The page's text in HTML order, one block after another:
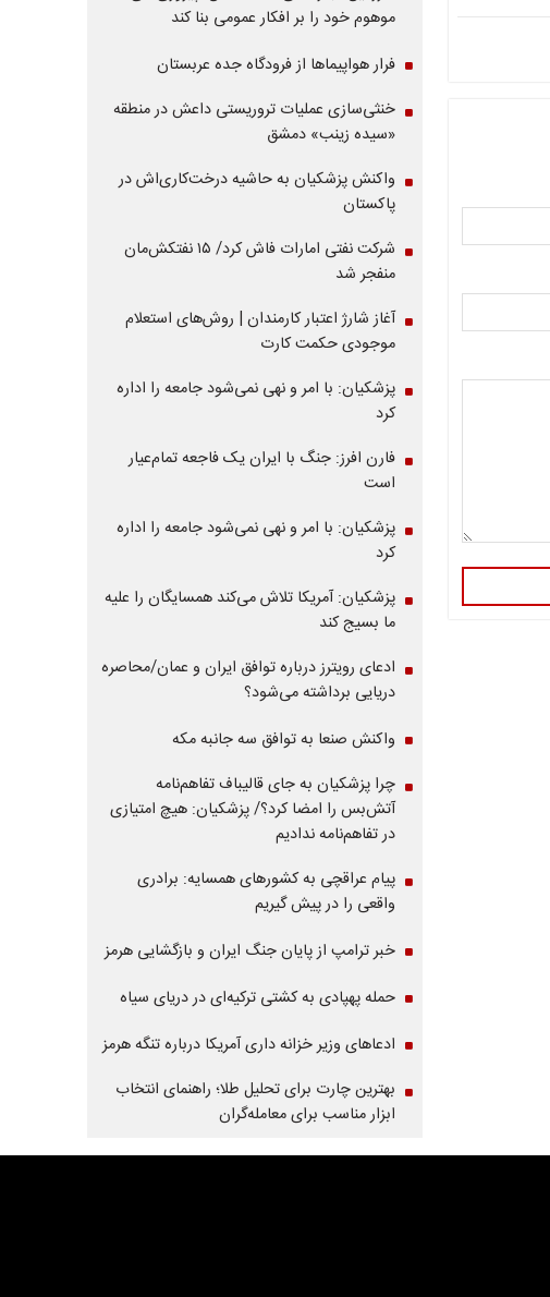
موهوم خود را بر افکار عمومی بنا کند
فرار هواپیماها از فرودگاه جده عربستان
خنثی‌سازی عملیات تروریستی داعش در منطقه
«سیده زینب» دمشق
واکنش پزشکیان به حاشیه درخت‌کاری‌اش در
پاکستان
شرکت نفتی امارات فاش کرد/ ۱۵ نفتکش‌مان
منفجر شد
آغاز شارژ اعتبار کارمندان | روش‌های استعلام
موجودی حکمت کارت
پزشکیان: با امر و نهی نمی‌شود جامعه را اداره
کرد
فارن افرز: جنگ با ایران یک فاجعه تمام‌عیار
است
پزشکیان: با امر و نهی نمی‌شود جامعه را اداره
کرد
پزشکیان: آمریکا تلاش می‌کند همسایگان را علیه
ما بسیج کند
ادعای رویترز درباره توافق ایران و عمان/محاصره
دریایی برداشته می‌شود؟
واکنش صنعا به توافق سه جانبه مکه
چرا پزشکیان به جای قالیباف تفاهم‌نامه
آتش‌بس را امضا کرد؟/ پزشکیان: هیچ امتیازی
در تفاهم‌نامه ندادیم
پیام عراقچی به کشورهای همسایه: برادری
واقعی را در پیش گیریم
خبر ترامپ از پایان جنگ ایران و بازگشایی هرمز
حمله پهپادی به کشتی ترکیه‌ای در دریای سیاه
ادعاهای وزیر خزانه داری آمریکا درباره تنگه هرمز
بهترین چارت برای تحلیل طلا؛ راهنمای انتخاب
ابزار مناسب برای معامله‌گران